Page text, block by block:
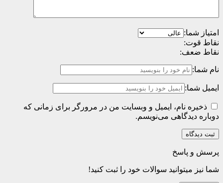
امتیاز شما:
نقاط قوت:
نقاط ضعف:
نام شما:
ایمیل شما:
ذخیره نام، ایمیل و وبسایت من در مرورگر برای زمانی که
دوباره دیدگاهی می‌نویسم.
پرسش و پاسخ
شما نیز میتوانید سوالات خود را ثبت کنید!